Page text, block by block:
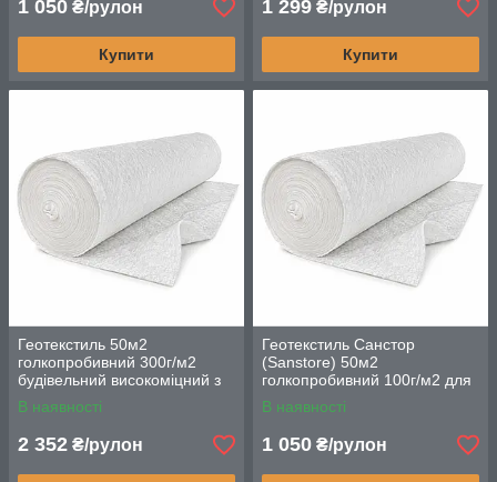
1 050 ₴/рулон
Купити
1 299 ₴/рулон
Купити
Геотекстиль 50м2
голкопробивний 300г/м2
будівельний високоміцний з
поліестерових волокон
В наявності
2 352 ₴/рулон
Геотекстиль Санстор
(Sanstore) 50м2
голкопробивний 100г/м2 для
будівництва та
ландшафтного дизайну
В наявності
1 050 ₴/рулон